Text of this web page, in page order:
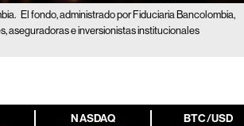
El fondo, administrado por Fiduciaria Bancolombia,
aseguradoras e inversionistas institucionales
NASDAQ BTC/USD